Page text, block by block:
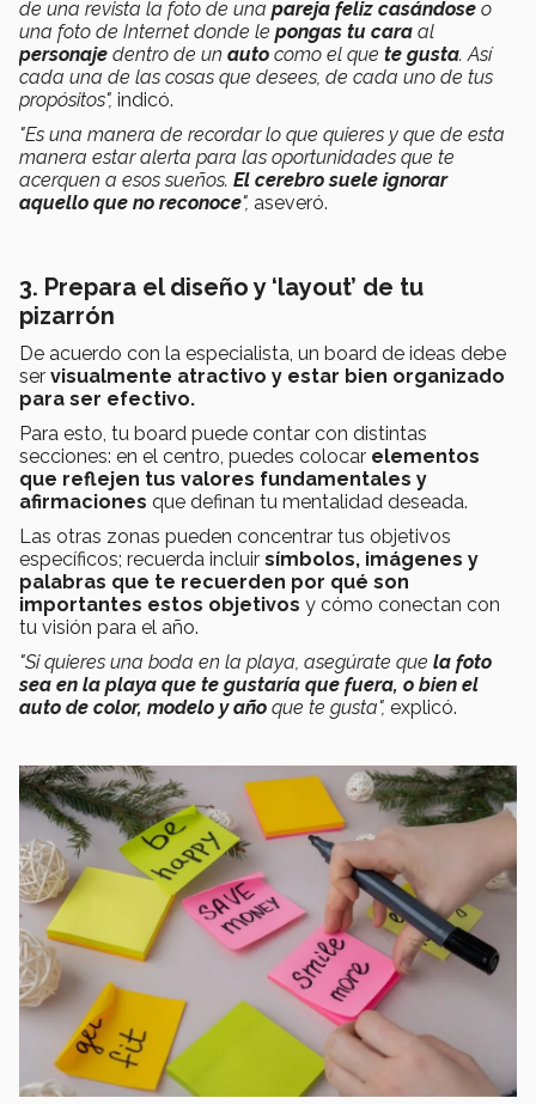
de una revista la foto de una pareja feliz casándose o
una foto de Internet donde le pongas tu cara al
personaje dentro de un auto como el que te gusta. Así
cada una de las cosas que desees, de cada uno de tus
propósitos", indicó.
"Es una manera de recordar lo que quieres y que de esta
manera estar alerta para las oportunidades que te
acerquen a esos sueños. El cerebro suele ignorar
aquello que no reconoce", aseveró.
3. Prepara el diseño y ‘layout’ de tu
pizarrón
De acuerdo con la especialista, un board de ideas debe
ser visualmente atractivo y estar bien organizado
para ser efectivo.
Para esto, tu board puede contar con distintas
secciones: en el centro, puedes colocar elementos
que reflejen tus valores fundamentales y
afirmaciones que definan tu mentalidad deseada.
Las otras zonas pueden concentrar tus objetivos
específicos; recuerda incluir símbolos, imágenes y
palabras que te recuerden por qué son
importantes estos objetivos y cómo conectan con
tu visión para el año.
"Si quieres una boda en la playa, asegúrate que la foto
sea en la playa que te gustaría que fuera, o bien el
auto de color, modelo y año que te gusta", explicó.